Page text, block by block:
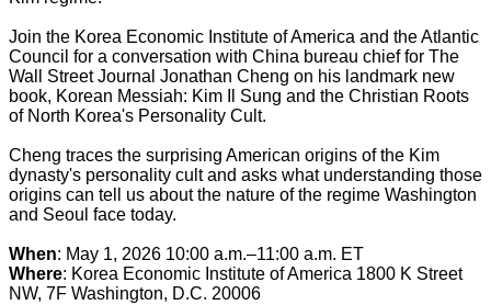
Join the Korea Economic Institute of America and the Atlantic
Council for a conversation with China bureau chief for The
Wall Street Journal Jonathan Cheng on his landmark new
book, Korean Messiah: Kim Il Sung and the Christian Roots
of North Korea's Personality Cult.
Cheng traces the surprising American origins of the Kim
dynasty's personality cult and asks what understanding those
origins can tell us about the nature of the regime Washington
and Seoul face today.
When: May 1, 2026 10:00 a.m.–11:00 a.m. ET
Where: Korea Economic Institute of America 1800 K Street
NW, 7F Washington, D.C. 20006